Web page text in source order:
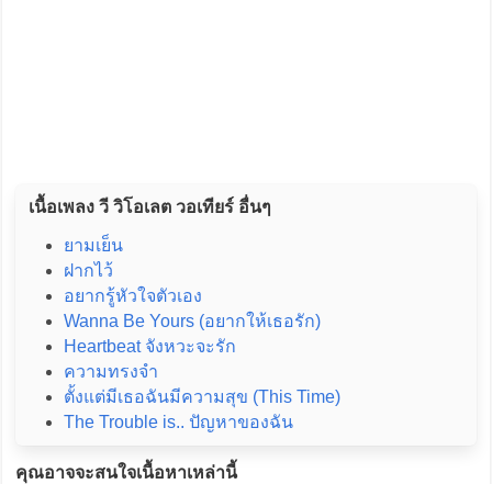
เนื้อเพลง วี วิโอเลต วอเทียร์ อื่นๆ
ยามเย็น
ฝากไว้
อยากรู้หัวใจตัวเอง
Wanna Be Yours (อยากให้เธอรัก)
Heartbeat จังหวะจะรัก
ความทรงจำ
ตั้งแต่มีเธอฉันมีความสุข (This Time)
The Trouble is.. ปัญหาของฉัน
คุณอาจจะสนใจเนื้อหาเหล่านี้